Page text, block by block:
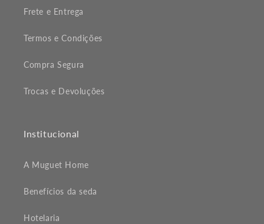
Frete e Entrega
Termos e Condições
Compra Segura
Trocas e Devoluções
Institucional
A Muguet Home
Benefícios da seda
Hotelaria